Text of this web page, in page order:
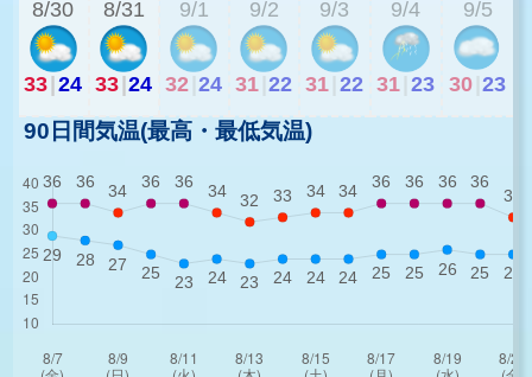
8/30
33|24
8/31
33|24
9/1
32 24
9/2
31 22
9/3
31 22
9/4
31 23
9/5
30 23
90日間気温(最高・最低気温)